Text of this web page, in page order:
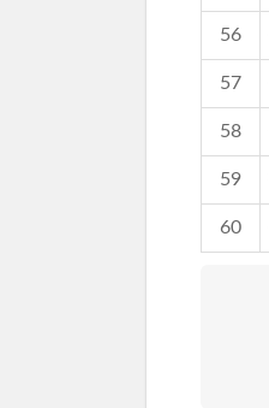
56
57
58
59
60